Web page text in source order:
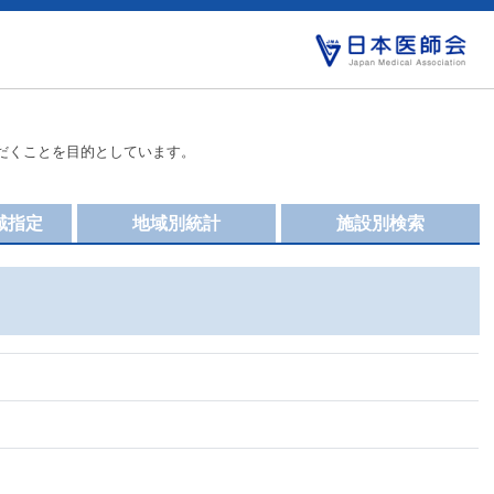
ことを目的としています。
施設別検索
地域別統計
指定